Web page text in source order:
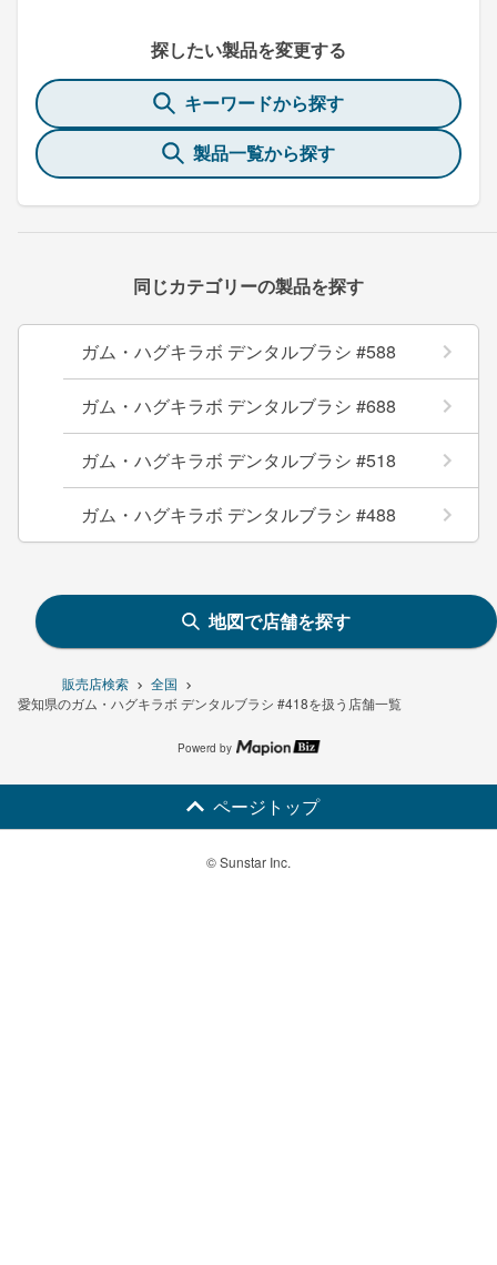
販売店検索
全国
愛知県のガム・ハグキラボ デンタルブラシ #418を扱う店舗一覧
探したい製品を変更する
キーワードから探す
製品一覧から探す
同じカテゴリーの製品を探す
ガム・ハグキラボ デンタルブラシ #588
ガム・ハグキラボ デンタルブラシ #688
ガム・ハグキラボ デンタルブラシ #518
ガム・ハグキラボ デンタルブラシ #488
地図で店舗を探す
Powerd by
ページトップ
© Sunstar Inc.